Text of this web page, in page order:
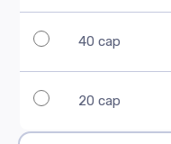
40 cap
20 cap